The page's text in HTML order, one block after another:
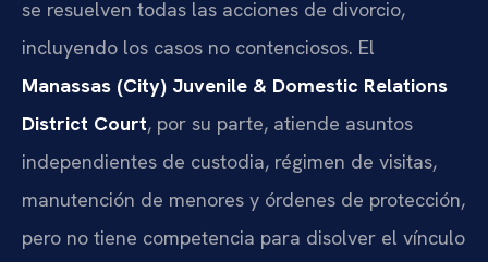
se resuelven todas las acciones de divorcio,
incluyendo los casos no contenciosos. El
Manassas (City) Juvenile & Domestic Relations
District Court, por su parte, atiende asuntos
independientes de custodia, régimen de visitas,
manutención de menores y órdenes de protección,
pero no tiene competencia para disolver el vínculo